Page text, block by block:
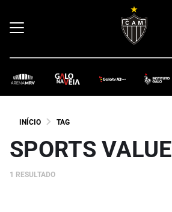
INÍCIO TAG
SPORTS VALUE
1 RESULTADO